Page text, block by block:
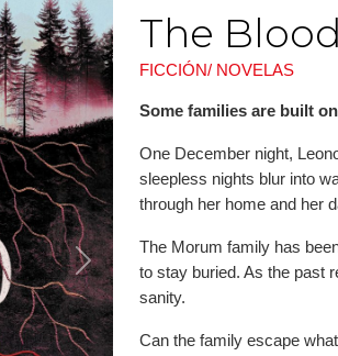
Next
The
FICCIÓN/ NOVELAS
Some families are built
One December night,
sleepless nights blur into
through her home and her
The Morum family has
to stay buried. As the past
sanity.
Can the family escape